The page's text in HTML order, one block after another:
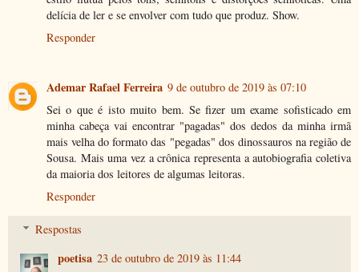
delícia de ler e se envolver com tudo que produz. Show.
Responder
Ademar Rafael Ferreira 9 de outubro de 2019 às 07:10
Sei o que é isto muito bem. Se fizer um exame sofisticado em
minha cabeça vai encontrar "pagadas" dos dedos da minha irmã
mais velha do formato das "pegadas" dos dinossauros na região de
Sousa. Mais uma vez a crônica representa a autobiografia coletiva
da maioria dos leitores de algumas leitoras.
Responder
Respostas
poetisa 23 de outubro de 2019 às 11:44